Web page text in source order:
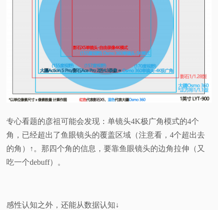
专心看题的彦祖可能会发现：单镜头4K极广角模式的4个
角，已经超出了鱼眼镜头的覆盖区域（注意看，4个超出去
的角）↑。那四个角的信息，要靠鱼眼镜头的边角拉伸（又
吃一个debuff）。
感性认知之外，还能从数据认知↓